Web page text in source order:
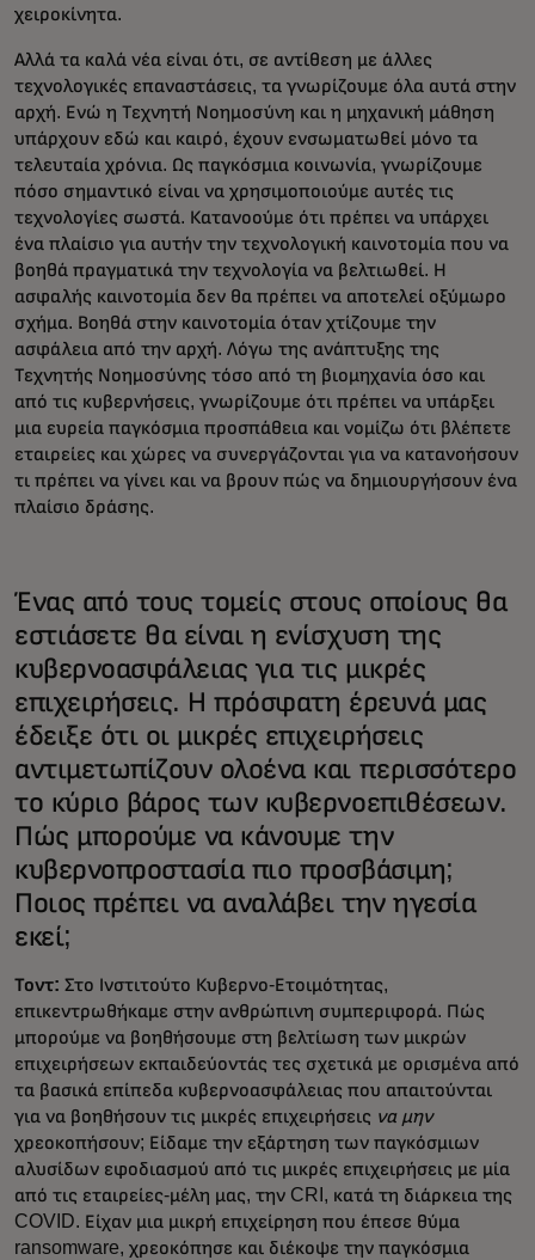
χειροκίνητα.
Αλλά τα καλά νέα είναι ότι, σε αντίθεση με άλλες
τεχνολογικές επαναστάσεις, τα γνωρίζουμε όλα αυτά στην
αρχή. Ενώ η Τεχνητή Νοημοσύνη και η μηχανική μάθηση
υπάρχουν εδώ και καιρό, έχουν ενσωματωθεί μόνο τα
τελευταία χρόνια. Ως παγκόσμια κοινωνία, γνωρίζουμε
πόσο σημαντικό είναι να χρησιμοποιούμε αυτές τις
τεχνολογίες σωστά. Κατανοούμε ότι πρέπει να υπάρχει
ένα πλαίσιο για αυτήν την τεχνολογική καινοτομία που να
βοηθά πραγματικά την τεχνολογία να βελτιωθεί. Η
ασφαλής καινοτομία δεν θα πρέπει να αποτελεί οξύμωρο
σχήμα. Βοηθά στην καινοτομία όταν χτίζουμε την
ασφάλεια από την αρχή. Λόγω της ανάπτυξης της
Τεχνητής Νοημοσύνης τόσο από τη βιομηχανία όσο και
από τις κυβερνήσεις, γνωρίζουμε ότι πρέπει να υπάρξει
μια ευρεία παγκόσμια προσπάθεια και νομίζω ότι βλέπετε
εταιρείες και χώρες να συνεργάζονται για να κατανοήσουν
τι πρέπει να γίνει και να βρουν πώς να δημιουργήσουν ένα
πλαίσιο δράσης.
Ένας από τους τομείς στους οποίους θα
εστιάσετε θα είναι η ενίσχυση της
κυβερνοασφάλειας για τις μικρές
επιχειρήσεις. Η πρόσφατη έρευνά μας
έδειξε ότι οι μικρές επιχειρήσεις
αντιμετωπίζουν ολοένα και περισσότερο
το κύριο βάρος των κυβερνοεπιθέσεων.
Πώς μπορούμε να κάνουμε την
κυβερνοπροστασία πιο προσβάσιμη;
Ποιος πρέπει να αναλάβει την ηγεσία
εκεί;
Τοντ: Στο Ινστιτούτο Κυβερνο-Ετοιμότητας,
επικεντρωθήκαμε στην ανθρώπινη συμπεριφορά. Πώς
μπορούμε να βοηθήσουμε στη βελτίωση των μικρών
επιχειρήσεων εκπαιδεύοντάς τες σχετικά με ορισμένα από
τα βασικά επίπεδα κυβερνοασφάλειας που απαιτούνται
για να βοηθήσουν τις μικρές επιχειρήσεις να μην
χρεοκοπήσουν; Είδαμε την εξάρτηση των παγκόσμιων
αλυσίδων εφοδιασμού από τις μικρές επιχειρήσεις με μία
από τις εταιρείες-μέλη μας, την CRI, κατά τη διάρκεια της
COVID. Είχαν μια μικρή επιχείρηση που έπεσε θύμα
ransomware, χρεοκόπησε και διέκοψε την παγκόσμια